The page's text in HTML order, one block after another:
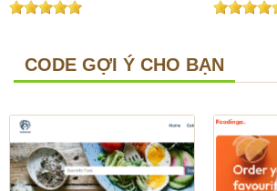
CODE GỢI Ý CHO BẠN